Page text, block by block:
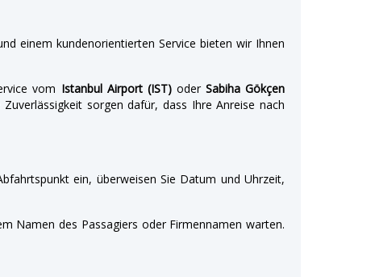
einem kundenorientierten Service bieten wir Ihnen
vom Istanbul Airport (IST)oder Sabiha Gökçen
sorgen dafür, dass Ihre Anreise nach
ein, überweisen Sie Datum und Uhrzeit,
Namen des Passagiers oder Firmennamen warten.